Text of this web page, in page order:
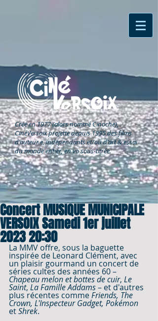
Créé en 1977 (alors nommé Cinoche),
CinéVersoixprojette depuis 1995 des films
d'auteur.e, indépendants et/ou d'art & essai
du monde entier, en vo sous-titrée.
Concert MUSIQUE MUNICIPALE
VERSOIX Samedi 1er juillet
2023 20:30
La MMV offre, sous la baguette
inspirée de Leonard Clément, avec
un plaisir gourmand un concert de
séries cultes des années 60 –
Chapeau melon et bottes de cuir, Le
Saint, La Famille Addams – et d'autres
plus récentes comme Friends, The
Crown, L'Inspecteur Gadget, Pokémon
et Shrek.